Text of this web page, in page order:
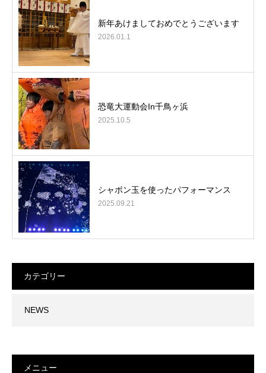
新年あけましておめでとうございます
2026.01.1
恐竜大運動会In千鳥ヶ浜
2025.10.5
シャボン玉を使ったパフォーマンス
2025.09.21
カテゴリー
NEWS
メニュー